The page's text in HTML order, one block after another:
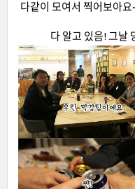
다같이 모여서 찍어보아
다 알고 있음! 그날